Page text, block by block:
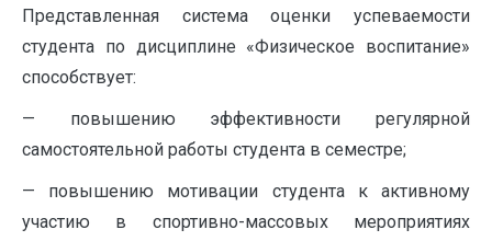
Представленная система оценки успеваемости
студента по дисциплине «Физическое воспитание»
способствует:
— повышению эффективности регулярной
самостоятельной работы студента в семестре;
— повышению мотивации студента к активному
участию в спортивно-массовых мероприятиях